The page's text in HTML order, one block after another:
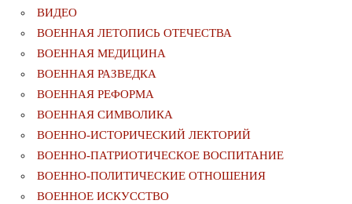
ВИДЕО
ВОЕННАЯ ЛЕТОПИСЬ ОТЕЧЕСТВА
ВОЕННАЯ МЕДИЦИНА
ВОЕННАЯ РАЗВЕДКА
ВОЕННАЯ РЕФОРМА
ВОЕННАЯ СИМВОЛИКА
ВОЕННО-ИСТОРИЧЕСКИЙ ЛЕКТОРИЙ
ВОЕННО-ПАТРИОТИЧЕСКОЕ ВОСПИТАНИЕ
ВОЕННО-ПОЛИТИЧЕСКИE ОТНОШЕНИЯ
ВОЕННОЕ ИСКУССТВО